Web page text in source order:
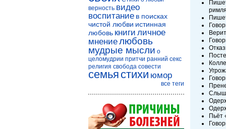
Пьёт
верность видео
воспитание в поисках
чистой любви истинная
любовь книги личное
мнениелюбовь
мудрые мысли о
целомудрии притчи ранний секс
религия свобода совести
семья стихи юмор
все теги